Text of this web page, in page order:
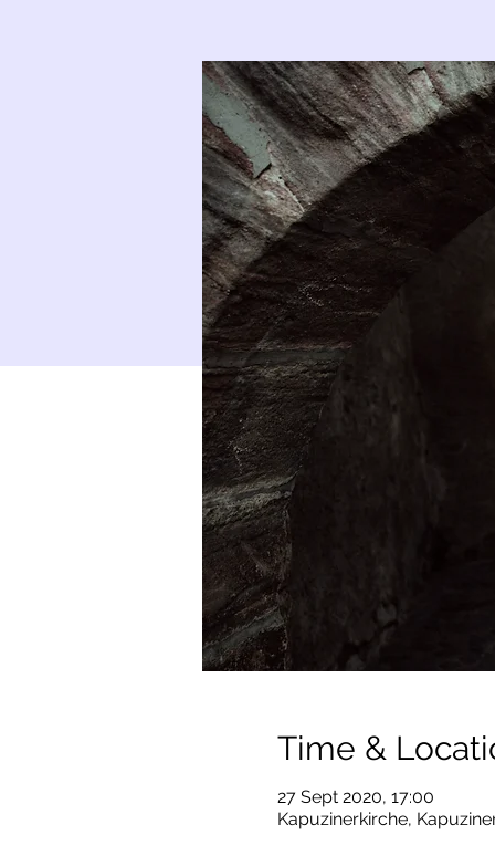
Time &
27 Sept 2020, 17:00
Kapuzinerkirche,